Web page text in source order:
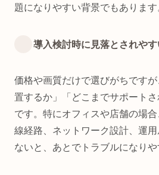
題になりやすい背景でもあります
導入検討時に見落とされやす
価格や画質だけで選びがちです
置するか」「どこまでサポート
です。特にオフィスや店舗の場
線経路、ネットワーク設計、運
ないと、あとでトラブルになりや